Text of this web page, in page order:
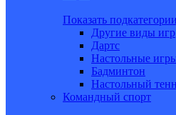
Показать подкатегории
Другие виды игр
Дартс
Настольные
Бадминтон
Настольный
Командный спорт